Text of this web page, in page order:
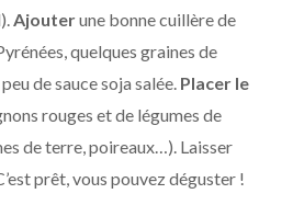
Ajouterune bonne cuillère de
quelques graines de
de sauce soja salée. Placer le
rouges et de légumes de
de terre, poireaux…). Laisser
prêt, vous pouvez déguster !